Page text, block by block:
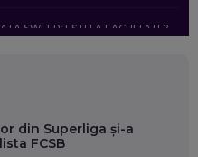
SWEEP: EȘTI LA FACULTATE?
CA SĂ FII MAI BUN LA JOB. ȘI CUM
ÎN URMĂTORII ANI
din Superliga și-a
FCSB